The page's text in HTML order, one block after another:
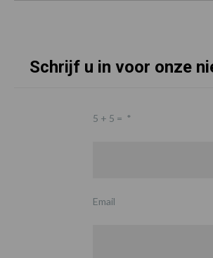
Schrijf u in voor onze
5 + 5 = *
Email